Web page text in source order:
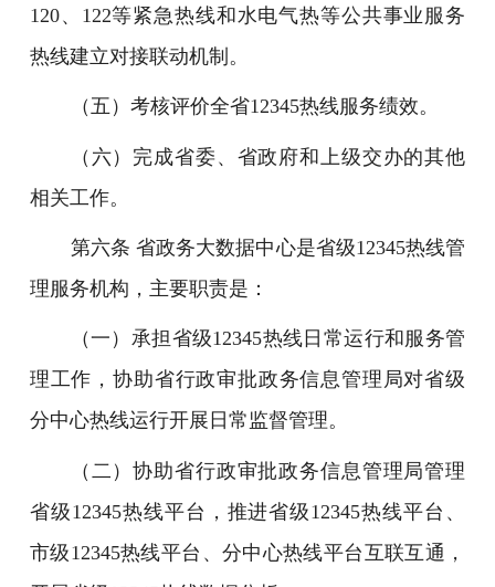
120、122等紧急热线和水电气热等公共事业服务
热线建立对接联动机制。
（五）考核评价全省12345热线服务绩效。
（六）完成省委、省政府和上级交办的其他
相关工作。
第六条 省政务大数据中心是省级12345热线管
理服务机构，主要职责是：
（一）承担省级12345热线日常运行和服务管
理工作，协助省行政审批政务信息管理局对省级
分中心热线运行开展日常监督管理。
（二）协助省行政审批政务信息管理局管理
省级12345热线平台，推进省级12345热线平台、
市级12345热线平台、分中心热线平台互联互通，